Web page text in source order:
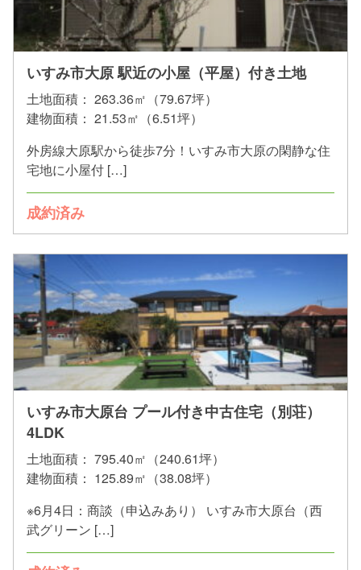
いすみ市大原 駅近の小屋（平屋）付き土地
土地面積： 263.36㎡（79.67坪）
建物面積： 21.53㎡（6.51坪）
外房線大原駅から徒歩7分！いすみ市大原の閑静な住
宅地に小屋付 […]
成約済み
いすみ市大原台 プール付き中古住宅（別荘）
4LDK
土地面積： 795.40㎡（240.61坪）
建物面積： 125.89㎡（38.08坪）
※6月4日：商談（申込みあり） いすみ市大原台（西
武グリーン […]